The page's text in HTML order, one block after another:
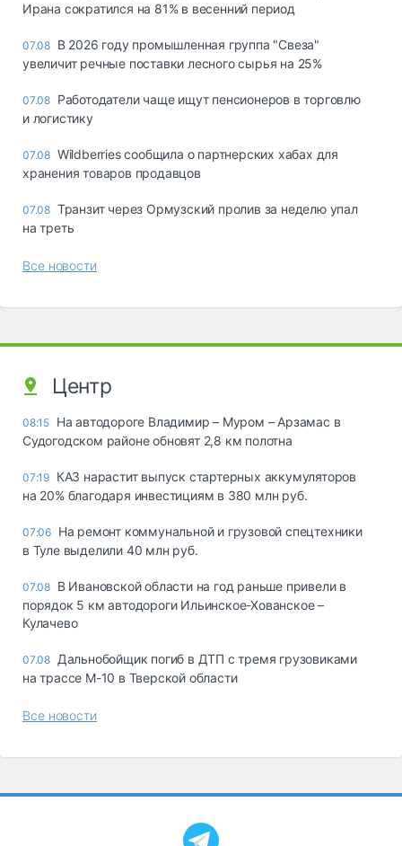
Ирана сократился на 81% в весенний период
07.08 В 2026 году промышленная группа "Свеза"
увеличит речные поставки лесного сырья на 25%
07.08 Работодатели чаще ищут пенсионеров в торговлю
и логистику
07.08 Wildberries сообщила о партнерских хабах для
хранения товаров продавцов
07.08 Транзит через Ормузский пролив за неделю упал
на треть
Все новости
Центр
08:15 На автодороге Владимир – Муром – Арзамас в
Судогодском районе обновят 2,8 км полотна
07:19 КАЗ нарастит выпуск стартерных аккумуляторов
на 20% благодаря инвестициям в 380 млн руб.
07:06 На ремонт коммунальной и грузовой спецтехники
в Туле выделили 40 млн руб.
07.08 В Ивановской области на год раньше привели в
порядок 5 км автодороги Ильинское-Хованское –
Кулачево
07.08 Дальнобойщик погиб в ДТП с тремя грузовиками
на трассе М-10 в Тверской области
Все новости